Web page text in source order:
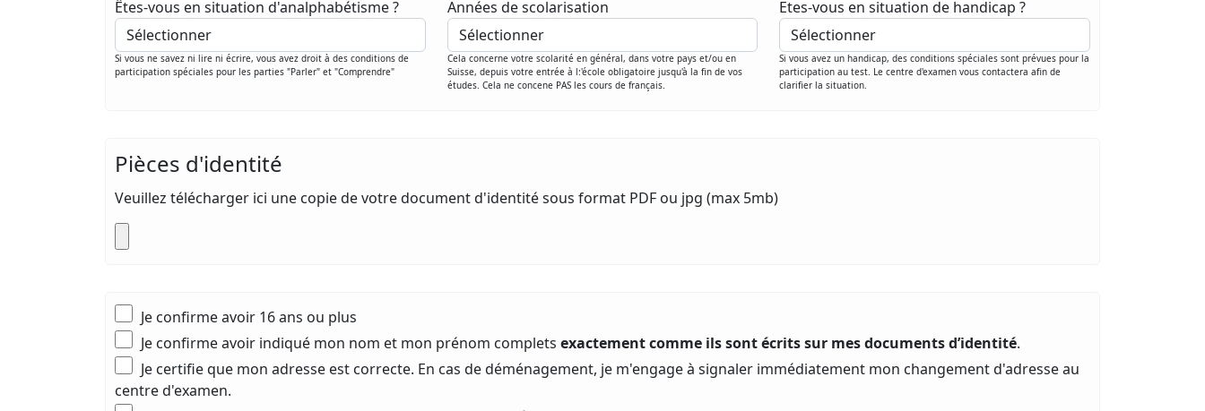
Êtes-vous en situation d'analphabétisme ?
Si vous ne savez ni lire ni écrire, vous avez droit à des conditions de
participation spéciales pour les parties "Parler" et "Comprendre"
Années de scolarisation
Cela concerne votre scolarité en général, dans votre pays et/ou en
Suisse, depuis votre entrée à l:'école obligatoire jusqu'à la fin de vos
études. Cela ne concene PAS les cours de français.
Etes-vous en situation de handicap ?
Si vous avez un handicap, des conditions spéciales sont prévues pour la
participation au test. Le centre d'examen vous contactera afin de
clarifier la situation.
Pièces d'identité
Veuillez télécharger ici une copie de votre document d'identité sous format PDF ou jpg (max 5mb)
Je confirme avoir 16 ans ou plus
Je confirme avoir indiqué mon nom et mon prénom complets exactement comme ils sont écrits sur mes documents d’identité.
Je certifie que mon adresse est correcte. En cas de déménagement, je m'engage à signaler immédiatement mon changement d'adresse au
centre d'examen.